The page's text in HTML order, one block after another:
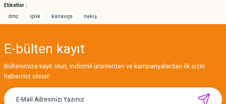
MIKNATISLI İĞNE TUTUCU-BAHAR
Etiketler :
dmc
iplik kanaviçe nakış
E-bülten kayıt
Bültenimize kayıt olun, indirimli ürünlerden ve kampanyalardan ilk sizin
haberiniz olsun!